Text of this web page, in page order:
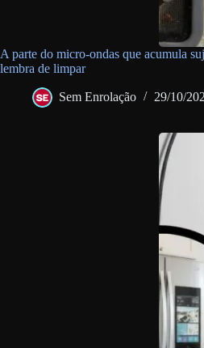
A parte do micro-ondas que acumula
lembra de limpar
Sem Enrolação 29/10/